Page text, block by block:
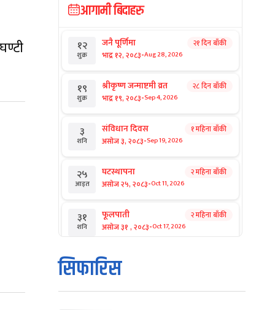
आगामी बिदाहरु
१२
शुक्र
जनै पूर्णिमा
भाद्र १२, २०८३-Aug 28, 2026
२१ दिन बाँकी
१९
शुक्र
श्रीकृष्ण जन्माष्टमी व्रत
भाद्र १९, २०८३-Sep 4, 2026
२८ दिन बाँकी
३
शनि
संविधान दिवस
असोज ३, २०८३-Sep 19, 2026
१ महिना बाँकी
२५
आइत
घटस्थापना
असोज २५, २०८३-Oct 11, 2026
२ महिना बाँकी
३१
शनि
फूलपाती
असोज ३१ , २०८३-Oct 17, 2026
२ महिना बाँकी
१
आइत
कार्तिक सङ्क्रान्ति
कार्तिक १, २०८३
सिफारिस